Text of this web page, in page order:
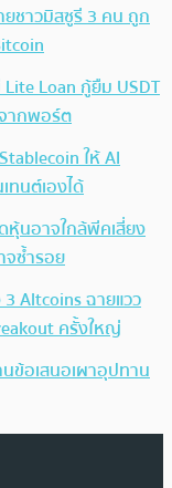
ยชาวมิสซูรี 3 คน ถูก
Loan กู้ยืม USDT
ากพอร์ต
ให้ AI
ทนต์เองได้
หุ้นอาจใกล้พีคเสี่ยง
จซ้ำรอย
Altcoins ฉายแวว
ครั้งใหญ่
ข้อเสนอเผาอุปทาน